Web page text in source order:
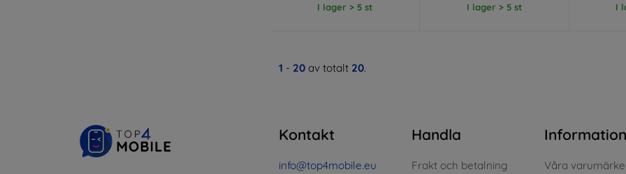
I lager > 5 st I lager > 5 st I
1 - 20 av totalt 20.
Kontakt
info@top4mobile.eu
Handla
Frakt och betalning
Information
Våra